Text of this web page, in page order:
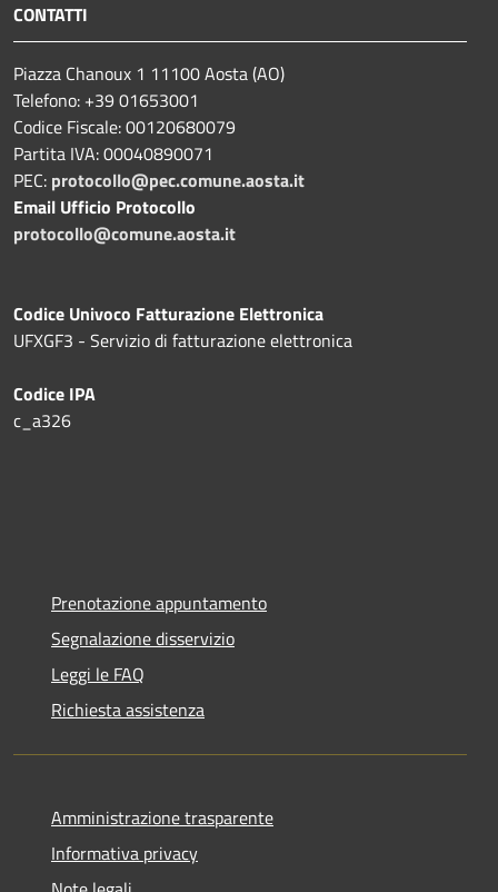
CONTATTI
Piazza Chanoux 1 11100 Aosta (AO)
Telefono: +39 01653001
Codice Fiscale: 00120680079
Partita IVA: 00040890071
PEC: protocollo@pec.comune.aosta.it
Email Ufficio Protocollo
protocollo@comune.aosta.it
Codice Univoco Fatturazione Elettronica
UFXGF3 - Servizio di fatturazione elettronica
Codice IPA
c_a326
Prenotazione appuntamento
Segnalazione disservizio
Leggi le FAQ
Richiesta assistenza
Amministrazione trasparente
Informativa privacy